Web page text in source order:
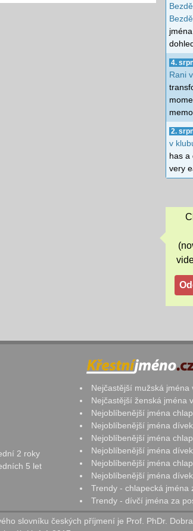
4.
Rani
2.
v
has a
very
2 roky
5 let
Nejčastější mužská jména
Nejčastější ženská jména
Nejoblíbenější jména
Nejoblíbenější jména
Nejoblíbenější jména
Nejoblíbenější jména
Nejoblíbenější jména
Nejoblíbenější jména
Trendy - chlapecká jména
Trendy - dívčí jména za
slovníku českých příjmení je Prof. PhDr.